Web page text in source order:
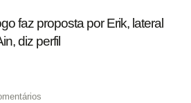
faz proposta por Erik, lateral
diz perfil